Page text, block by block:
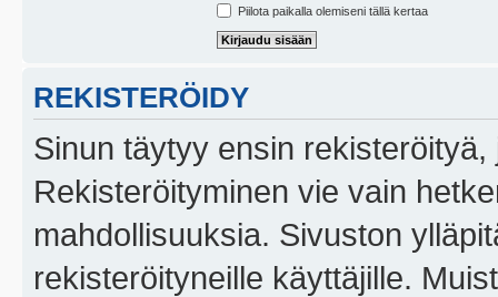
Piilota paikalla olemiseni tällä kertaa
REKISTERÖIDY
Sinun täytyy ensin
Rekisteröityminen vie vain
mahdollisuuksia. Sivuston
rekisteröityneille käyttäjille.